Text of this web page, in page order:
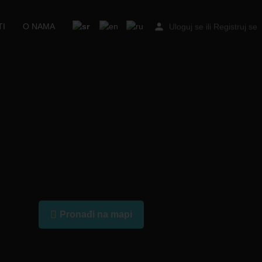
O NAMA Uloguj se ili Registruj se
Pronađi na mapi